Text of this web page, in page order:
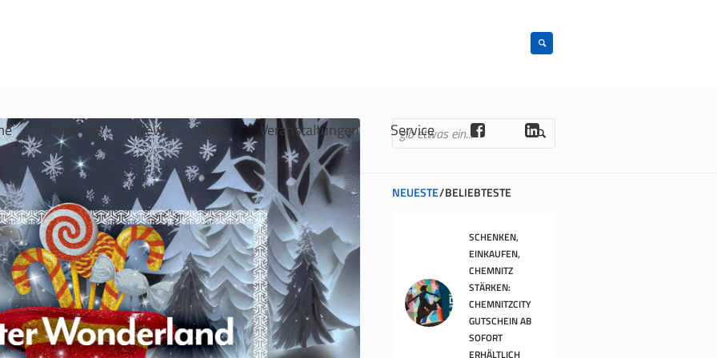
Deine City News Veranstaltungen Service
NEUESTE BELIEBTESTE
SCHENKEN,
EINKAUFEN,
CHEMNITZ
STÄRKEN:
CHEMNITZCITY
GUTSCHEIN AB
SOFORT
ERHÄLTLICH